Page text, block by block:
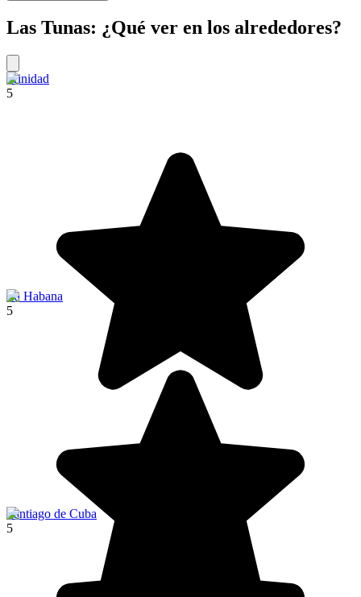
Las Tunas: ¿Qué ver en los alrededores?
Trinidad
5
La Habana
5
Santiago de Cuba
5